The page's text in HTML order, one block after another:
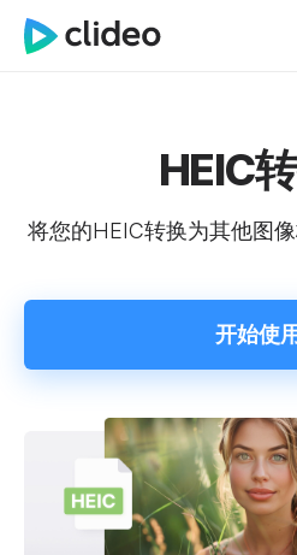
HEIC
将您的HEIC转换为其他图
开始使用